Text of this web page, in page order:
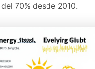
70% desde 2010.